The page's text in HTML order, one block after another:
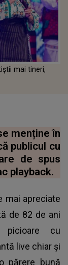
mai tineri,
menține în
publicul cu
de spus
playback.
mai apreciate
de 82 de ani
cu
live chiar și
părere bună